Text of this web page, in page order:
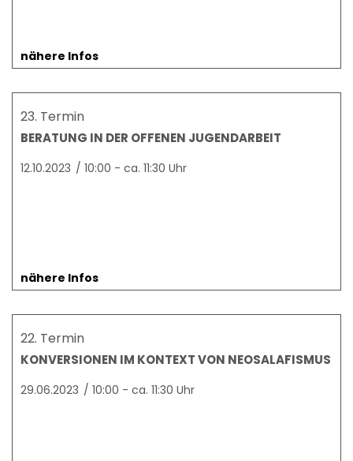
nähere Infos
23. Termin
BERATUNG IN DER OFFENEN JUGENDARBEIT
12.10.2023 / 10:00 - ca. 11:30 Uhr
nähere Infos
22. Termin
KONVERSIONEN IM KONTEXT VON NEOSALAFISMUS
29.06.2023 / 10:00 - ca. 11:30 Uhr